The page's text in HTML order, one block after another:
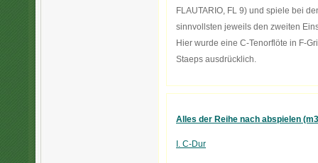
FLAUTARIO, FL 9) und spiele bei
sinnvollsten jeweils den zweiten
Hier wurde eine C-Tenorflöte in F-
Staeps ausdrücklich.
Alles der Reihe nach abspielen
I. C-Dur